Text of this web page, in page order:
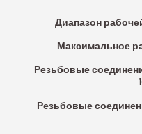
Диапазон
Максимальное
Резьбовые
Резьбовые